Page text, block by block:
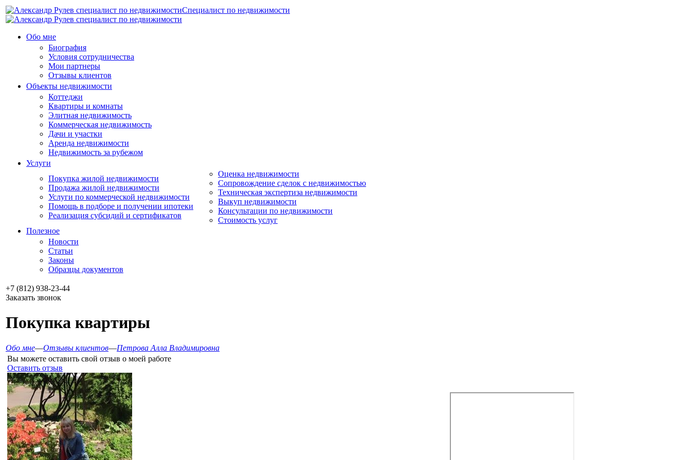
Специалист по недвижимости
Обо мне
Биография
Условия сотрудничества
Мои партнеры
Отзывы клиентов
Объекты недвижимости
Коттеджи
Квартиры и комнаты
Элитная недвижимость
Коммерческая недвижимость
Дачи и участки
Аренда недвижимости
Недвижимость за рубежом
Услуги
Покупка жилой недвижимости
Продажа жилой недвижимости
Услуги по коммерческой недвижимости
Помощь в подборе и получении ипотеки
Реализация субсидий и сертификатов
Оценка недвижимости
Сопровождение сделок с недвижимостью
Техническая экспертиза недвижимости
Выкуп недвижимости
Консультации по недвижимости
Стоимость услуг
Полезное
Новости
Статьи
Законы
Образцы документов
+7 (812) 938-23-44
Заказать звонок
Покупка квартиры
Обо мне—Отзывы клиентов—Петрова Алла Владимировна
Вы можете оставить свой отзыв о моей работе
Оставить отзыв